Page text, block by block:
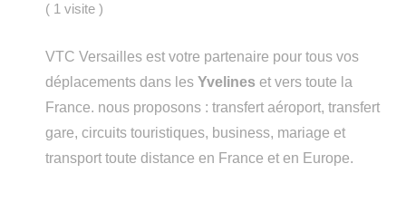
( 1 visite)
VTC Versailles est votre partenaire pour tous vos
déplacements dans lesYvelines et vers toute la
France. nous proposons : transfert aéroport, transfert
gare, circuits touristiques, business, mariage et
transport toute distance en France et en Europe.